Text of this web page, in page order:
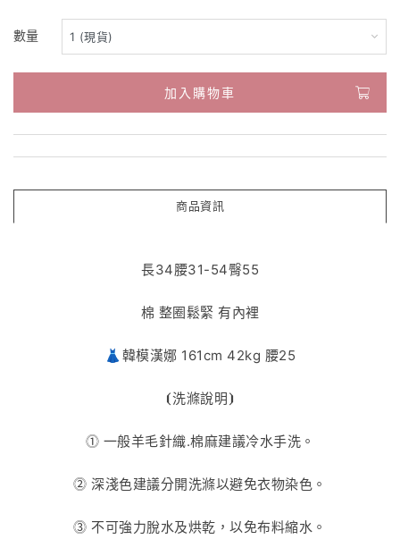
數量
加入購物車
商品資訊
長34腰31-54臀55
棉 整圈鬆緊 有內裡
👗韓模漢娜 161cm 42kg 腰25
⦗洗滌說明⦘
⓵ 一般羊毛針織.棉麻建議冷水手洗。
⓶ 深淺色建議分開洗滌以避免衣物染色。
⓷ 不可強力脫水及烘乾，以免布料縮水。